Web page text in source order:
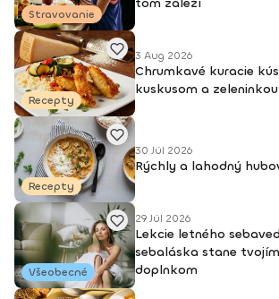
Stravovanie
Recepty
3 Aug 2026
Chrumkavé kuracie
kuskusom a zeleninkou
Recepty
30 Júl 2026
Rýchly a lahodný
Všeobecné
29 Júl 2026
Lekcie letného
sebaláska stane
doplnkom